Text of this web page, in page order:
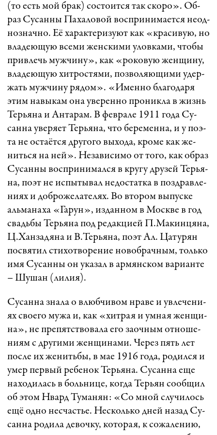
(то есть мой брак) сос­то­ит­ся так ско­ро». Об­
раз Су­сан­ны Па­ха­ло­вой восп­ри­ни­ма­ет­ся не­од­
ноз­нач­но. Её ха­рак­те­ри­зу­ют как «к­ра­си­ву­ю, но
вла­де­ю­щую все­ми женс­ки­ми улов­ка­ми, что­бы
прив­лечь муж­чи­ну», как «­ро­ко­вую жен­щи­ну,
вла­де­ю­щую хит­рос­тя­ми, поз­во­ля­ю­щи­ми удер­
жать муж­чи­ну ря­дом». «И­мен­но бла­го­да­ря
этим на­вы­кам она уве­рен­но про­ник­ла в жизнь
Тер­ья­на и Ан­та­рам. В фев­ра­ле 1911 го­да Су­
сан­на уве­ря­ет Тер­ья­на, что бе­ре­мен­на, и у по­э­
та не ос­та­ёт­ся дру­го­го вы­хо­да, кро­ме как же­
нить­ся на ней». Не­за­ви­си­мо от то­го, как об­раз
Су­сан­ны восп­ри­ни­мал­ся в кру­гу дру­зей Тер­ья­
на, по­эт не ис­пы­ты­вал не­дос­тат­ка в позд­рав­ле­
ни­ях и доб­ро­же­ла­те­лях. Во вто­ром вы­пус­ке
аль­ма­на­ха «­Га­рун», из­дан­ном в Моск­ве в год
свадь­бы Тер­ья­на под ре­дак­ци­ей П.Ма­кин­ця­на,
Ц.Хан­за­дя­на и В.Тер­ья­на, по­эт Ал. Ца­ту­рян
пос­вя­тил сти­хот­во­ре­ние но­воб­рач­ным, толь­ко
имя Су­сан­ны он ука­зал в ар­мянс­ком ва­ри­ан­те
– Шу­шан (ли­ли­я).
­Су­сан­на зна­ла о влюб­чи­вом нра­ве и ув­ле­че­ни­
ях сво­е­го му­жа и, как «­хит­рая и ум­ная жен­щи­
на», не пре­пятст­во­ва­ла его за­оч­ным от­но­ше­
ни­ям с дру­ги­ми жен­щи­на­ми. Че­рез пять лет
пос­ле их же­нить­бы, в мае 1916 го­да, ро­дил­ся и
умер пер­вый ре­бе­нок Тер­ья­на. Су­сан­на еще
на­хо­ди­лась в боль­ни­це, ког­да Тер­ьян со­об­щил
об этом Нвард Ту­ма­нян: «­Со мной слу­чи­лось
ещё од­но нес­част­ье. Нес­коль­ко дней на­зад Су­
сан­на ро­ди­ла де­воч­ку, ко­то­ра­я, к со­жа­ле­ни­ю,